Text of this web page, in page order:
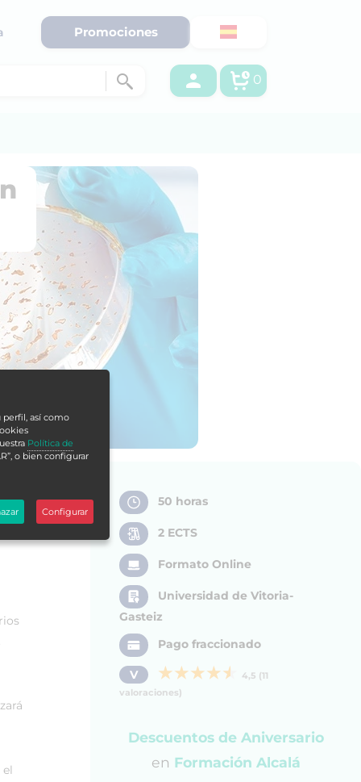
Promociones
0
50 horas
2 ECTS
Formato Online
Universidad de Vitoria-
Gasteiz
Pago fraccionado
V
4,5 (11
valoraciones)
Descuentos de Aniversario
en Formación Alcalá
perfil, así como
Política de
o bien configurar
Configurar